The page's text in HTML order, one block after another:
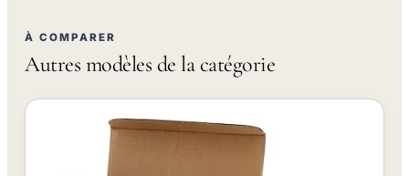
À COMPARER
Autres modèles de la catégorie